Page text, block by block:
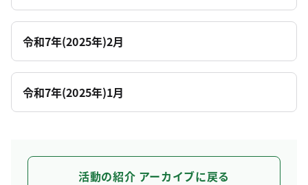
令和7年(2025年)2月
令和7年(2025年)1月
活動の紹介 アーカイブに戻る